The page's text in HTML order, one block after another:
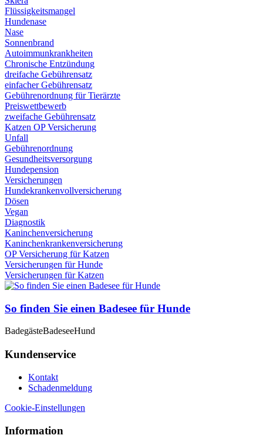
Flüssigkeitsmangel
Hundenase
Nase
Sonnenbrand
Autoimmunkrankheiten
Chronische Entzündung
dreifache Gebührensatz
einfacher Gebührensatz
Gebührenordnung für Tierärzte
Preiswettbewerb
zweifache Gebührensatz
Katzen OP Versicherung
Unfall
Gebührenordnung
Gesundheitsversorgung
Hundepension
Versicherungen
Hundekrankenvollversicherung
Dösen
Vegan
Diagnostik
Kaninchenversicherung
Kaninchenkrankenversicherung
OP Versicherung für Katzen
Versicherungen für Hunde
Versicherungen für Katzen
So finden Sie einen Badesee für Hunde
BadegästeBadeseeHund
Kundenservice
Kontakt
Schadenmeldung
Cookie-Einstellungen
Information